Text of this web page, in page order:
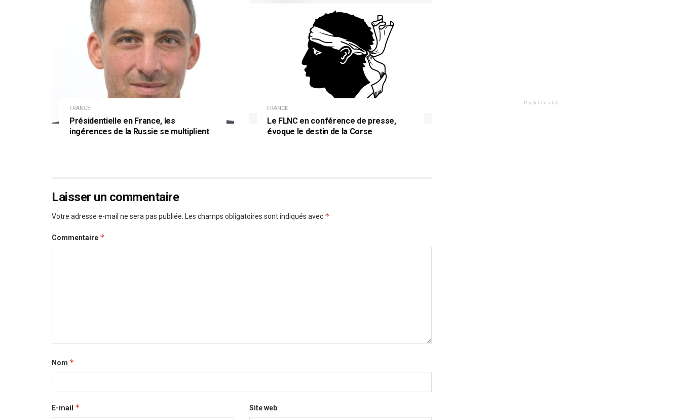
FRANCE
Présidentielle en France, les
ingérences de la Russie se multiplient
FRANCE
Le FLNC en conférence de presse,
évoque le destin de la Corse
Laisser un commentaire
Votre adresse e-mail ne sera pas publiée. Les champs obligatoires sont indiqués avec *
Commentaire *
Nom *
E-mail * Site web
Publicité